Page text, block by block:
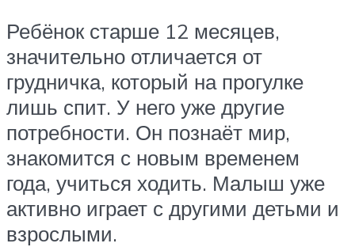
Ребёнок старше 12 месяцев,
значительно отличается от
грудничка, который на прогулке
лишь спит. У него уже другие
потребности. Он познаёт мир,
знакомится с новым временем
года, учиться ходить. Малыш уже
активно играет с другими детьми и
взрослыми.